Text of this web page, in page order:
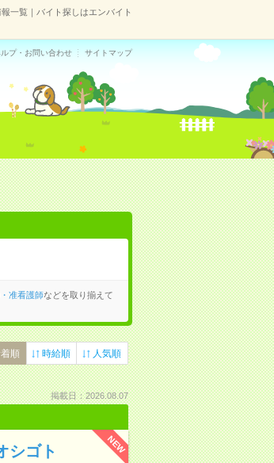
一覧｜バイト探しはエンバイト
プ・お問い合わせ サイトマップ
准看護師などを取り揃えて
順 時給順 人気順
掲載日：2026.08.07
NEW
シゴト